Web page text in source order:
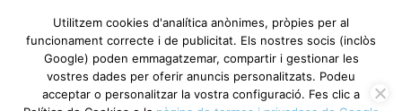
Utilitzem cookies d'analítica anònimes, pròpies per al
funcionament correcte i de publicitat. Els nostres socis (inclòs
Google) poden emmagatzemar, compartir i gestionar les
vostres dades per oferir anuncis personalitzats. Podeu
acceptar o personalitzar la vostra configuració. Fes clic a